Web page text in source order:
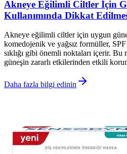
Akneye Eğilimli Ciltler İçin
Kullanımında Dikkat
Akneye eğilimli ciltler için uygun
komedojenik ve yağsız formüller,
sıklığı gibi önemli noktaları içerir. Bu
güneşin zararlı etkilerinden etkili
Daha fazla bilgi edinin